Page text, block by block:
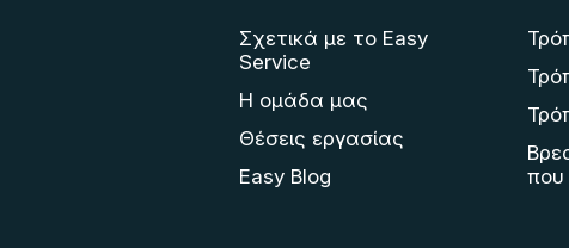
Σχετικά με το Easy
Service
Η ομάδα μας
Θέσεις εργασίας
Easy Blog
που